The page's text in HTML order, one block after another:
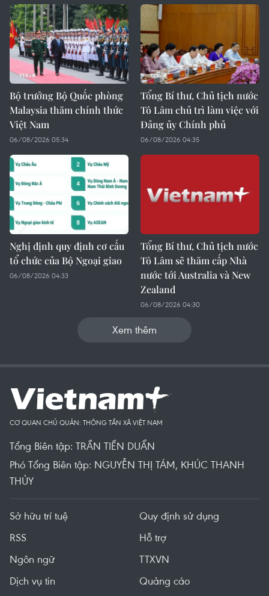
Bộ trưởng Bộ Quốc phòng
Malaysia thăm chính thức
Việt Nam
06/08/2026 05:34
Tổng Bí thư, Chủ tịch nước
Tô Lâm chủ trì làm việc với
Đảng ủy Chính phủ
06/08/2026 04:35
Nghị định quy định cơ cấu
tổ chức của Bộ Ngoại giao
06/08/2026 04:33
Tổng Bí thư, Chủ tịch nước
Tô Lâm sẽ thăm cấp Nhà
nước tới Australia và New
Zealand
06/08/2026 04:30
Xem thêm
CƠ QUAN CHỦ QUẢN: THÔNG TẤN XÃ VIỆT NAM
Tổng Biên tập: TRẦN TIẾN DUẨN
Phó Tổng Biên tập: NGUYỄN THỊ TÁM, KHÚC THANH
THỦY
Sở hữu trí tuệ
Quy định sử dụng
RSS
Hỗ trợ
Ngôn ngữ
TTXVN
Dịch vụ tin
Quảng cáo